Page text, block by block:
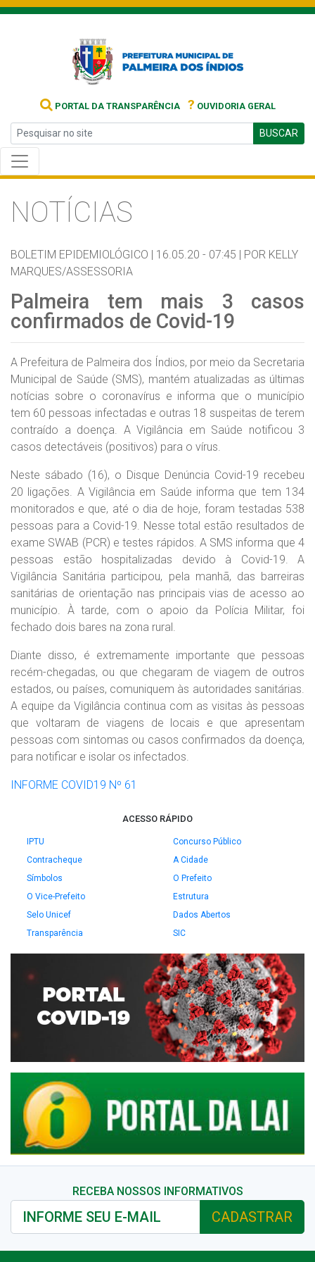
PORTAL DA TRANSPARÊNCIA ? OUVIDORIA GERAL
BUSCAR
NOTÍCIAS
BOLETIM EPIDEMIOLÓGICO | 16.05.20 - 07:45 | POR KELLY
MARQUES/ASSESSORIA
Palmeira tem mais 3 casos
confirmados de Covid-19
A Prefeitura de Palmeira dos Índios, por meio da Secretaria
Municipal de Saúde (SMS), mantém atualizadas as últimas
notícias sobre o coronavírus e informa que o município
tem 60 pessoas infectadas e outras 18 suspeitas de terem
contraído a doença. A Vigilância em Saúde notificou 3
casos detectáveis (positivos) para o vírus.
Neste sábado (16), o Disque Denúncia Covid-19 recebeu
20 ligações. A Vigilância em Saúde informa que tem 134
monitorados e que, até o dia de hoje, foram testadas 538
pessoas para a Covid-19. Nesse total estão resultados de
exame SWAB (PCR) e testes rápidos. A SMS informa que 4
pessoas estão hospitalizadas devido à Covid-19. A
Vigilância Sanitária participou, pela manhã, das barreiras
sanitárias de orientação nas principais vias de acesso ao
município. À tarde, com o apoio da Polícia Militar, foi
fechado dois bares na zona rural.
Diante disso, é extremamente importante que pessoas
recém-chegadas, ou que chegaram de viagem de outros
estados, ou países, comuniquem às autoridades sanitárias.
A equipe da Vigilância continua com as visitas às pessoas
que voltaram de viagens de locais e que apresentam
pessoas com sintomas ou casos confirmados da doença,
para notificar e isolar os infectados.
INFORME COVID19 Nº 61
ACESSO RÁPIDO
IPTU
Concurso Público
Contracheque
A Cidade
Símbolos
O Prefeito
O Vice-Prefeito
Estrutura
Selo Unicef
Dados Abertos
Transparência
SIC
RECEBA NOSSOS INFORMATIVOS
CADASTRAR